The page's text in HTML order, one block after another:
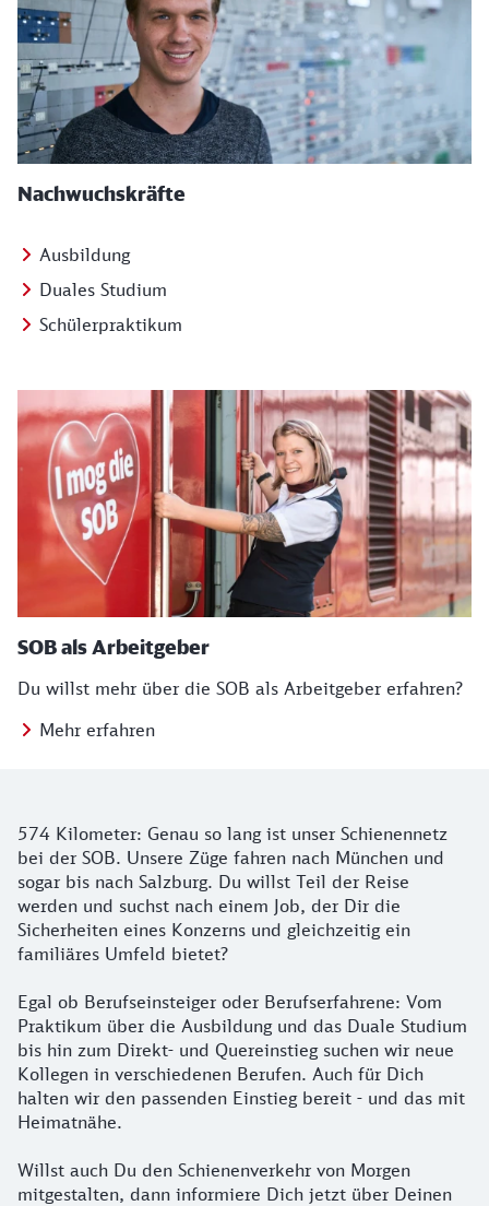
Nachwuchskräfte
Ausbildung
Duales Studium
Schülerpraktikum
SOB als Arbeitgeber
Du willst mehr über die SOB als Arbeitgeber erfahren?
Mehr erfahren
Infos zur SOB
574 Kilometer: Genau so lang ist unser Schienennetz
bei der SOB. Unsere Züge fahren nach München und
sogar bis nach Salzburg. Du willst Teil der Reise
werden und suchst nach einem Job, der Dir die
Sicherheiten eines Konzerns und gleichzeitig ein
familiäres Umfeld bietet?
Egal ob Berufseinsteiger oder Berufserfahrene: Vom
Praktikum über die Ausbildung und das Duale Studium
bis hin zum Direkt- und Quereinstieg suchen wir neue
Kollegen in verschiedenen Berufen. Auch für Dich
halten wir den passenden Einstieg bereit - und das mit
Heimatnähe.
Willst auch Du den Schienenverkehr von Morgen
mitgestalten, dann informiere Dich jetzt über Deinen